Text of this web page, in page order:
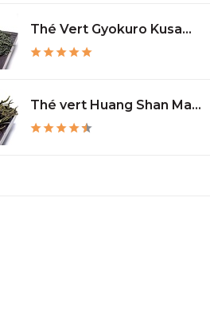
Thé Vert Gyokuro Kusa...
Thé vert Huang Shan Ma...